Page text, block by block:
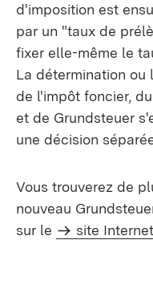
d'imposition est
par un "taux de
fixer elle-même le
La détermination ou
de l'impôt foncier,
et de Grundsteuer
une décision
Vous trouverez de
nouveau
sur le
site